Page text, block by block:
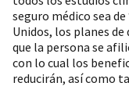
seguro médico sea
Unidos, los planes
que la persona se
con lo cual los
reducirán, así como